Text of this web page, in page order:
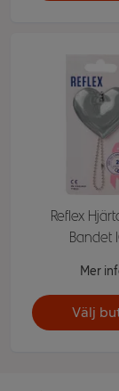
Reflex
Bandet
Mer
Välj